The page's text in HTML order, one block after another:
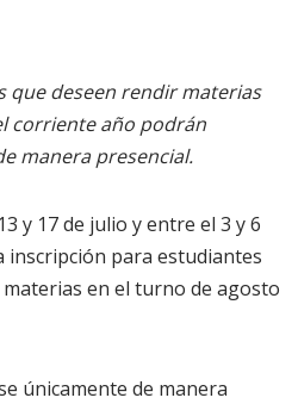
que deseen rendir materias
corriente año podrán
manera presencial.
y 17 de julio y entre el 3 y 6
inscripción para estudiantes
en el turno de agosto
únicamente de manera